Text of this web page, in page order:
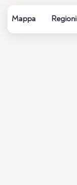
Mappa Regioni